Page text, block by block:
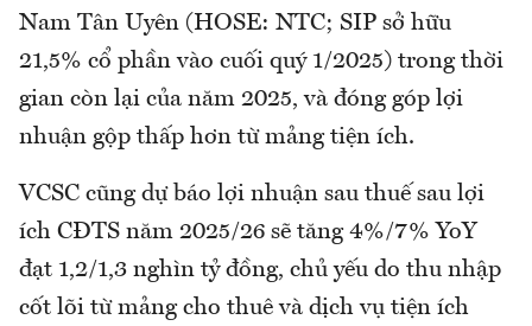
Nam Tân Uyên (HOSE: NTC; SIP sở hữu
21,5% cổ phần vào cuối quý 1/2025) trong thời
gian còn lại của năm 2025, và đóng góp lợi
nhuận gộp thấp hơn từ mảng tiện ích.
VCSC cũng dự báo lợi nhuận sau thuế sau lợi
ích CĐTS năm 2025/26 sẽ tăng 4%/7% YoY
đạt 1,2/1,3 nghìn tỷ đồng, chủ yếu do thu nhập
cốt lõi từ mảng cho thuê và dịch vụ tiện ích